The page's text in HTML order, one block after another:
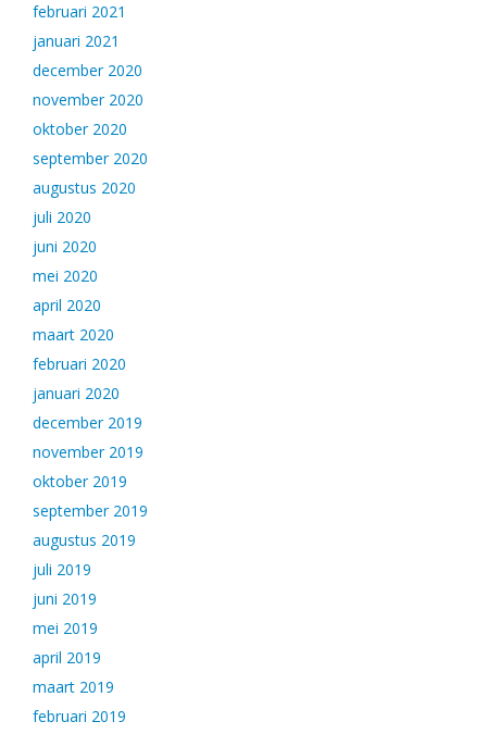
februari 2021
januari 2021
december 2020
november 2020
oktober 2020
september 2020
augustus 2020
juli 2020
juni 2020
mei 2020
april 2020
maart 2020
februari 2020
januari 2020
december 2019
november 2019
oktober 2019
september 2019
augustus 2019
juli 2019
juni 2019
mei 2019
april 2019
maart 2019
februari 2019